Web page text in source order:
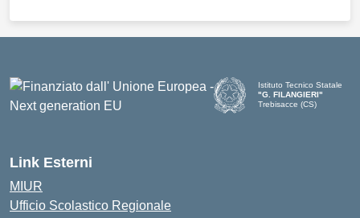
Istituto Tecnico Statale
"G. FILANGIERI"
Trebisacce (CS)
Link Esterni
MIUR
Ufficio Scolastico Regionale